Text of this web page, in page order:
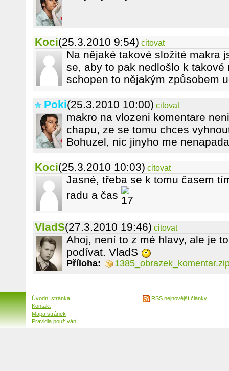
Koci(25.3.2010 9:54) citovat
Na nějaké takové složité makra
se, aby to pak nedlošlo k
schopen to nějakým způsobem
Poki(25.3.2010 10:00) citovat
makro na vlozeni komentare
chapu, ze se tomu chces
Bohuzel, nic jinyho me
Koci(25.3.2010 10:03) citovat
Jasné, třeba se k tomu časem
radu a čas
VladS(27.3.2010 19:46) citovat
Ahoj, není to z mé hlavy, ale je
podívat. VladS
Příloha:
Úvodní stránka
Kontakt
Mapa stránek
Pravidla používání
RSS nejnovější články